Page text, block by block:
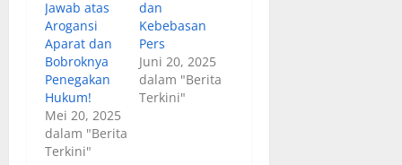
Jawab atas
Arogansi
Aparat dan
Bobroknya
Penegakan
Hukum!
Mei 20, 2025
dalam "Berita
Terkini"
dan
Kebebasan
Pers
Juni 20, 2025
dalam "Berita
Terkini"